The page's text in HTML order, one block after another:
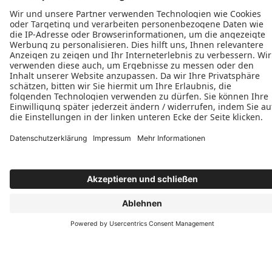
E-Mail schreiben
Öffnungszeiten
Montag: Nach Absprache
Dienstag: 09:00–14:30 Uhr
Mittwoch: 09:00–14:30 Uhr
Donnerstag: 09:00–14:30 Uhr
Freitag: 09:00–14:30 Uhr
Besuchen Sie unsere Ausstellung in Nürnberg!
90480 Nürnberg